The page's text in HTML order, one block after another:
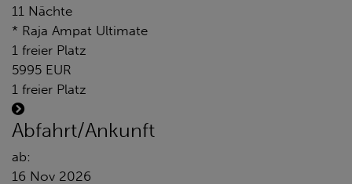
11 Nächte
* Raja Ampat Ultimate
1 freier Platz
5995 EUR
1 freier Platz
Abfahrt/Ankunft
ab:
16 Nov 2026